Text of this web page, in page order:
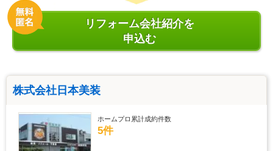
リフォーム会社紹介を
申込む
株式会社日本美装
ホームプロ累計成約件数
5件